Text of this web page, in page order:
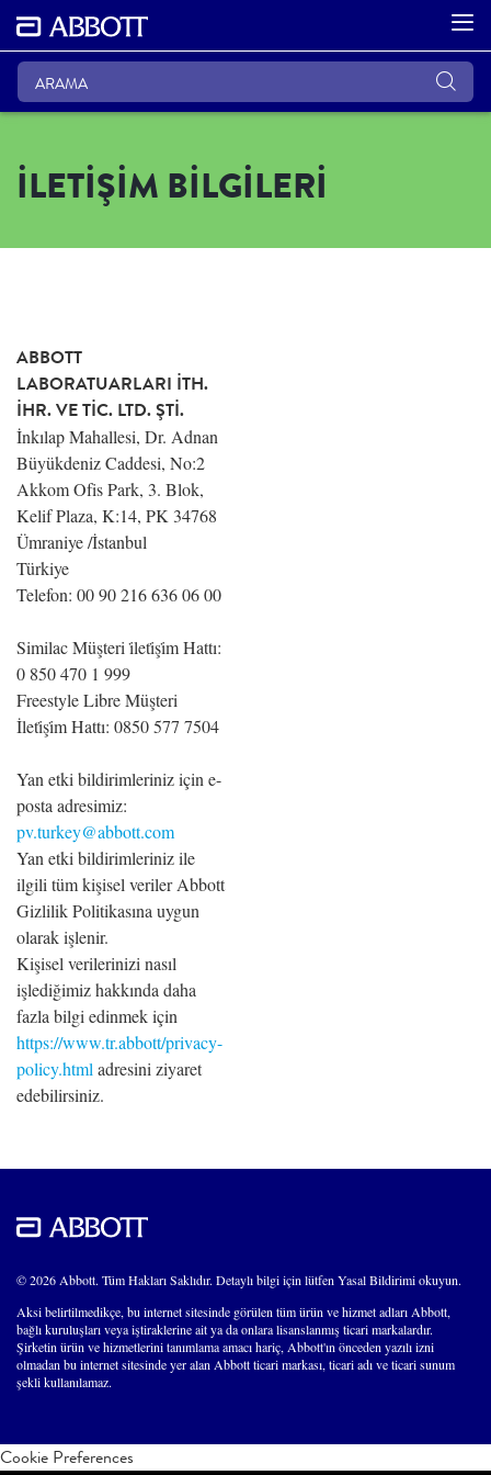
İLETİŞİM BİLGİLERİ
ABBOTT
LABORATUARLARI İTH.
İHR. VE TİC. LTD. ŞTİ.
İnkılap Mahallesi, Dr. Adnan
Büyükdeniz Caddesi, No:2
Akkom Ofis Park, 3. Blok,
Kelif Plaza, K:14, PK 34768
Ümraniye /İstanbul
Türkiye
Telefon: 00 90 216 636 06 00
Similac Müşteri i̇leti̇şi̇m Hattı:
0 850 470 1 999
Freestyle Libre Müşteri
İleti̇şi̇m Hattı: 0850 577 7504
Yan etki bildirimleriniz için e-
posta adresimiz:
pv.turkey@abbott.com
Yan etki bildirimleriniz ile
ilgili tüm kişisel veriler Abbott
Gizlilik Politikasına uygun
olarak işlenir.
Kişisel verilerinizi nasıl
işlediğimiz hakkında daha
fazla bilgi edinmek için
https://www.tr.abbott/privacy-
policy.html adresini ziyaret
edebilirsiniz.
© 2026 Abbott. Tüm Hakları Saklıdır. Detaylı bilgi için lütfen Yasal Bildirimi okuyun.
Aksi belirtilmedikçe, bu internet sitesinde görülen tüm ürün ve hizmet adları Abbott,
bağlı kuruluşları veya iştiraklerine ait ya da onlara lisanslanmış ticari markalardır.
Şirketin ürün ve hizmetlerini tanımlama amacı hariç, Abbott'ın önceden yazılı izni
olmadan bu internet sitesinde yer alan Abbott ticari markası, ticari adı ve ticari sunum
şekli kullanılamaz.
Cookie Preferences